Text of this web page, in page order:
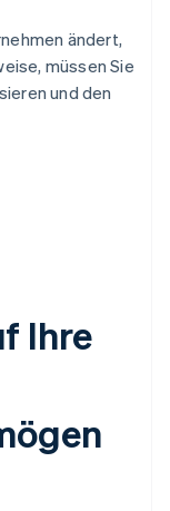
ändert,
müssen Sie
und den
Ihre